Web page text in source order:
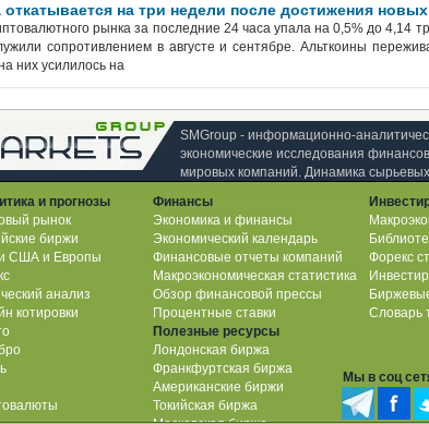
откатывается на три недели после достижения
рынка за последние 24 часа упала на 0,5% до 4,14
сопротивлением в августе и сентябре. Альткоины
них усилилось на
SMGroup - информационно-
экономические исследования
мировых компаний. Динамика
и прогнозы
рынок
биржи
США и Европы
анализ
котировки
Финансы
Экономика и финансы
Экономический календарь
Финансовые отчеты компаний
Макроэкономическая статистика
Обзор финансовой прессы
Процентные ставки
Форекс
Словарь
Полезные ресурсы
Лондонская биржа
Франкфуртская биржа
Американские биржи
Токийская биржа
Мы в соц